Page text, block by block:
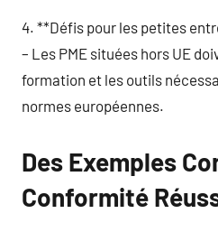
4. **Défis pour les petites
– Les PME situées hors UE
formation et les outils
normes européennes.
Des Exemples
Conformité